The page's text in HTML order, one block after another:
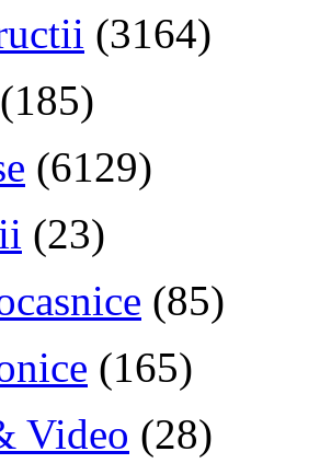
(3164)
(185)
(6129)
(23)
(85)
(165)
Video (28)